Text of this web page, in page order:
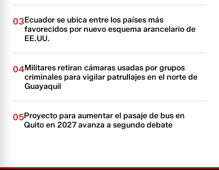
03Ecuador se ubica entre los países más
favorecidos por nuevo esquema arancelario de
EE.UU.
04Militares retiran cámaras usadas por grupos
criminales para vigilar patrullajes en el norte de
Guayaquil
05Proyecto para aumentar el pasaje de bus en
Quito en 2027 avanza a segundo debate